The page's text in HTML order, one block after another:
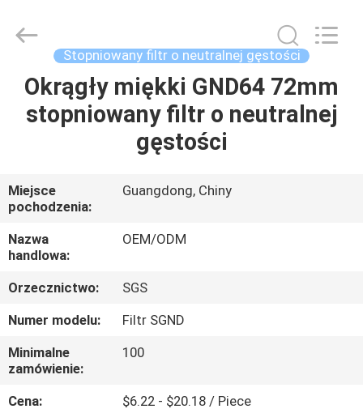
DOM
O
NAS
WYCIECZKA
PO
FABRYCE
KONTROLA
JAKOŚCI
Technology
Ltd..
Stopniowany filtr o neutralnej gęstości
Okrągły miękki GND64 72mm
stopniowany filtr o neutralnej
gęstości
Miejsce
pochodzenia:
Guangdong, Chiny
Nazwa
handlowa:
OEM/ODM
Orzecznictwo:
SGS
Numer modelu:
Filtr SGND
Minimalne
zamówienie:
100
Cena:
$6.22 - $20.18 / Piece